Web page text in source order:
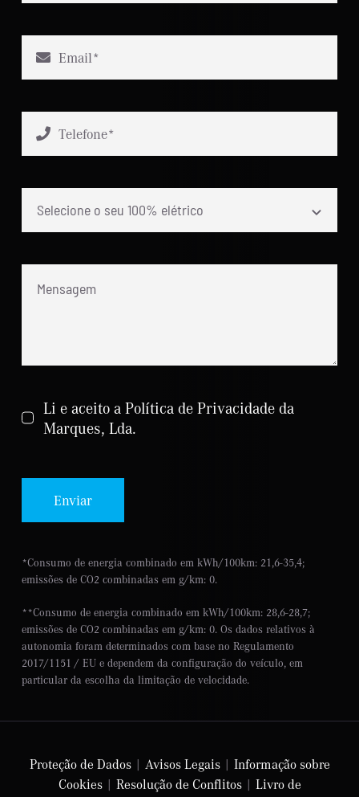
Li e aceito a Política de Privacidade da
Marques, Lda.
Enviar
*Consumo de energia combinado em kWh/100km: 21,6-35,4;
emissões de CO2 combinadas em g/km: 0.
**Consumo de energia combinado em kWh/100km: 28,6-28,7;
emissões de CO2 combinadas em g/km: 0. Os dados relativos à
autonomia foram determinados com base no Regulamento
2017/1151 / EU e dependem da configuração do veículo, em
particular da escolha da limitação de velocidade.
Proteção de Dados| Avisos Legais| Informação sobre
Cookies| Resolução de Conflitos| Livro de